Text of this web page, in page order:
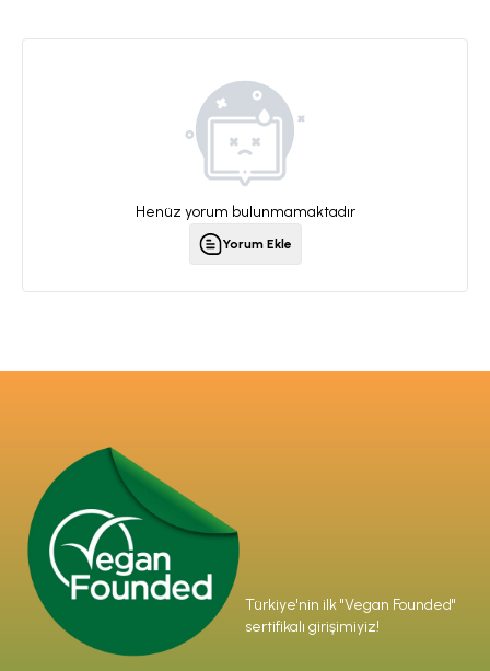
Henüz yorum bulunmamaktadır
Yorum Ekle
Türkiye'nin ilk "Vegan Founded"
sertifikalı girişimiyiz!